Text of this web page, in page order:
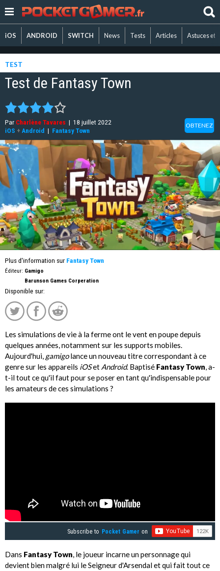
iOS ANDROID SWITCH News Tests Articles Astuces et
TEST
Test de Fantasy Town
Par Charlène Tavares | 18 juillet 2022
iOS + Android | Fantasy Town
OBTENEZ
Plus d'information sur Fantasy Town
Éditeur: Gamigo
Barunson Games Corperation
Disponible sur:
Les simulations de vie à la ferme ont le vent en poupe depuis
quelques années, notamment sur les supports mobiles.
Aujourd'hui, gamigolance un nouveau titre correspondant à ce
genre sur les appareils iOSet Android. Baptisé Fantasy Town, a-
t-il tout ce qu'il faut pour se poser en tant qu'indispensable pour
les amateurs de ces simulations ?
Subscribe to Pocket Gamer on
Dans Fantasy Town, le joueur incarne un personnage qui
devient bien malgré lui le Seigneur d'Arsendal et qui fait tout ce